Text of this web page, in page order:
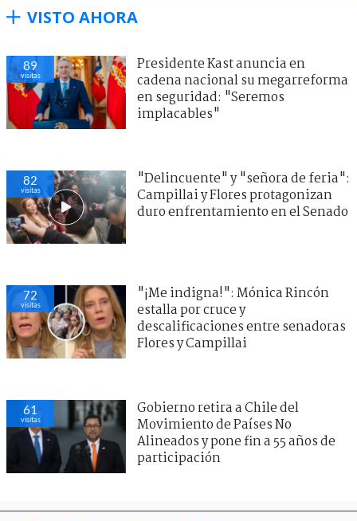
VISTO AHORA
89
visitas
Presidente Kast anuncia en
cadena nacional su megarreforma
en seguridad: "Seremos
implacables"
82
visitas
"Delincuente" y "señora de feria":
Campillai y Flores protagonizan
duro enfrentamiento en el Senado
72
visitas
"¡Me indigna!": Mónica Rincón
estalla por cruce y
descalificaciones entre senadoras
Flores y Campillai
61
visitas
Gobierno retira a Chile del
Movimiento de Países No
Alineados y pone fin a 55 años de
participación